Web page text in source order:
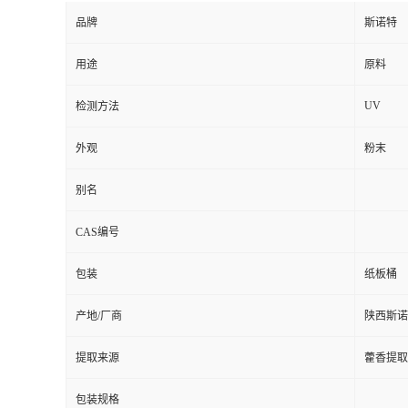
品牌 斯诺特
用途 原料
检测方法 UV
外观 粉末
别名
CAS编号
包装 纸板桶
产地/厂商 陕西斯
提取来源 藿香提
包装规格